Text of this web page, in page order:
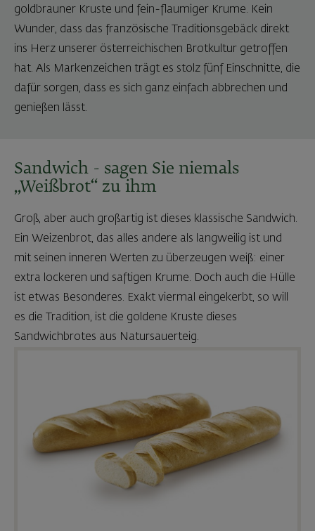
goldbrauner Kruste und fein-flaumiger Krume. Kein
Wunder, dass das französische Traditionsgebäck direkt
ins Herz unserer österreichischen Brotkultur getroffen
hat. Als Markenzeichen trägt es stolz fünf Einschnitte, die
dafür sorgen, dass es sich ganz einfach abbrechen und
genießen lässt.
Sandwich - sagen Sie niemals
„Weißbrot“ zu ihm
Groß, aber auch großartig ist dieses klassische Sandwich.
Ein Weizenbrot, das alles andere als langweilig ist und
mit seinen inneren Werten zu überzeugen weiß: einer
extra lockeren und saftigen Krume. Doch auch die Hülle
ist etwas Besonderes. Exakt viermal eingekerbt, so will
es die Tradition, ist die goldene Kruste dieses
Sandwichbrotes aus Natursauerteig.